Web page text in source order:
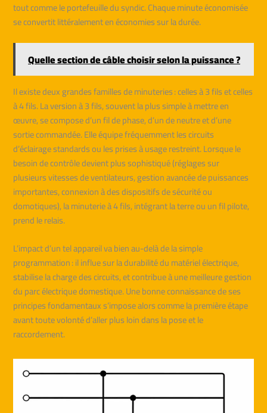
tout comme le portefeuille du syndic. Chaque minute économisée
se convertit littéralement en économies sur la durée.
Quelle section de câble choisir selon la puissance ?
Il existe deux grandes familles de minuteries : celles à 3 fils et celles
à 4 fils. La version à 3 fils, souvent la plus simple à mettre en
œuvre, se compose d’un fil de phase, d’un de neutre et d’une
sortie commandée. Elle équipe fréquemment les circuits
d’éclairage standards ou les prises à usage restreint. Lorsque le
besoin de contrôle devient plus sophistiqué (réglages sur
plusieurs vitesses de ventilateurs, gestion avancée de puissances
importantes, connexion à des dispositifs de sécurité ou
domotiques), la minuterie à 4 fils, intégrant la terre ou un fil pilote,
prend le relais.
L’impact d’un tel appareil va bien au-delà de la simple
programmation : il influe sur la durabilité du matériel électrique,
stabilise la charge des circuits, et contribue à une meilleure gestion
du parc électrique domestique. Une bonne connaissance de ses
principes fondamentaux s’impose alors comme la première étape
avant toute volonté d’aller plus loin dans la pose et le
raccordement.